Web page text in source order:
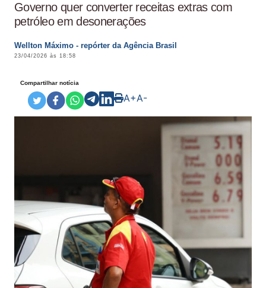
Governo quer converter receitas extras com
petróleo em desonerações
Wellton Máximo - repórter da Agência Brasil
23/04/2026 às 18:58
Compartilhar notícia
A+A-